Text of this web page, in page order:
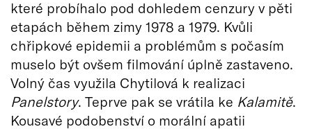
které probíhalo pod dohledem cenzury v pěti
etapách během zimy 1978 a 1979. Kvůli
chřipkové epidemii a problémům s počasím
muselo být ovšem filmování úplně zastaveno.
Volný čas využila Chytilová k realizaci
Panelstory. Teprve pak se vrátila ke Kalamitě.
Kousavé podobenství o morální apatii